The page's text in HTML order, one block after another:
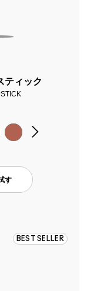
ティック
す
BEST SELLER